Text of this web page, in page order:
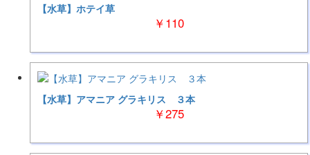
【水草】ホテイ草
￥110
【水草】アマニア グラキリス ３本
￥275